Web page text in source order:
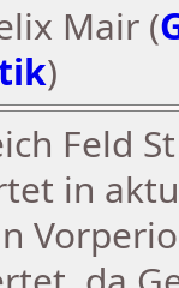
Mair (
)
Feld
in